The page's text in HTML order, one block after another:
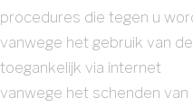
procedures die tegen u
vanwege het gebruik van
toegankelijk via internet
vanwege het schenden